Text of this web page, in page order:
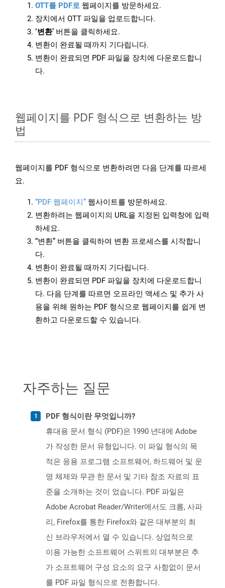
OTT를 PDF로 웹페이지를 방문하세요.
장치에서 OTT 파일을 업로드합니다.
‘변환’ 버튼을 클릭하세요.
변환이 완료될 때까지 기다립니다.
변환이 완료되면 PDF 파일을 장치에 다운로드합니
다.
웹페이지를 PDF 형식으로 변환하는 방
법
웹페이지를 PDF 형식으로 변환하려면 다음 단계를 따르세
요.
“PDF 웹페이지” 웹사이트를 방문하세요.
변환하려는 웹페이지의 URL을 지정된 입력창에 입력
하세요.
“변환” 버튼을 클릭하여 변환 프로세스를 시작합니
다.
변환이 완료될 때까지 기다립니다.
변환이 완료되면 PDF 파일을 장치에 다운로드합니
다. 다음 단계를 따르면 오프라인 액세스 및 추가 사
용을 위해 원하는 PDF 형식으로 웹페이지를 쉽게 변
환하고 다운로드할 수 있습니다.
자주하는 질문
PDF 형식이란 무엇입니까?
휴대용 문서 형식 (PDF)은 1990 년대에 Adobe
가 작성한 문서 유형입니다. 이 파일 형식의 목
적은 응용 프로그램 소프트웨어, 하드웨어 및 운
영 체제와 무관 한 문서 및 기타 참조 자료의 표
준을 소개하는 것이 었습니다. PDF 파일은
Adobe Acrobat Reader/Writer에서도 크롬, 사파
리, Firefox를 통한 Firefox와 같은 대부분의 최
신 브라우저에서 열 수 있습니다. 상업적으로
이용 가능한 소프트웨어 스위트의 대부분은 추
가 소프트웨어 구성 요소의 요구 사항없이 문서
를 PDF 파일 형식으로 전환합니다.